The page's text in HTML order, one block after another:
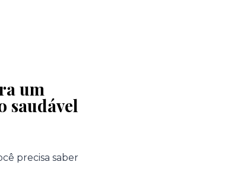
um
saudável